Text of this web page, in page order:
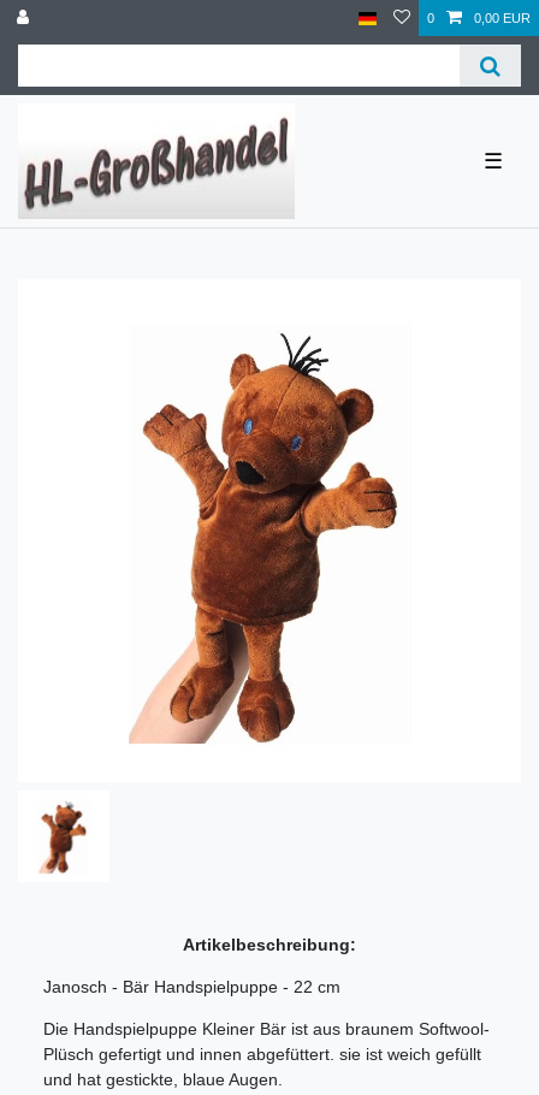
0 0,00 EUR
☰
Artikelbeschreibung:
Janosch - Bär Handspielpuppe - 22 cm
Die Handspielpuppe Kleiner Bär ist aus braunem Softwool-
Plüsch gefertigt und innen abgefüttert. sie ist weich gefüllt
und hat gestickte, blaue Augen.